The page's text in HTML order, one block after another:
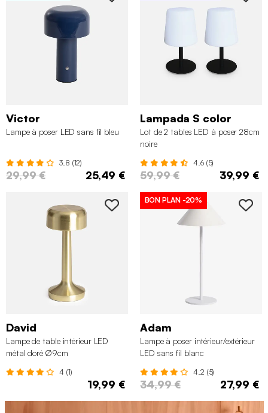
Victor
Lampe à poser LED sans fil bleu
3.8 (12)
29,99 € 25,49 €
Lampada S color
Lot de 2 tables LED à poser 28cm
noire
4.6 (5)
59,99 € 39,99 €
David
Lampe de table intérieur LED
métal doré Ø9cm
4 (1)
19,99 €
BON PLAN -20%
Adam
Lampe à poser intérieur/extérieur
LED sans fil blanc
4.2 (5)
34,99 € 27,99 €